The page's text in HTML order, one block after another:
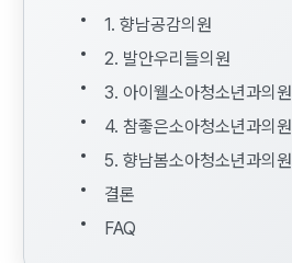
1. 향남공감의원
2. 발안우리들의원
3. 아이웰소아청소년과의원
4. 참좋은소아청소년과의원
5. 향남봄소아청소년과의원
결론
FAQ